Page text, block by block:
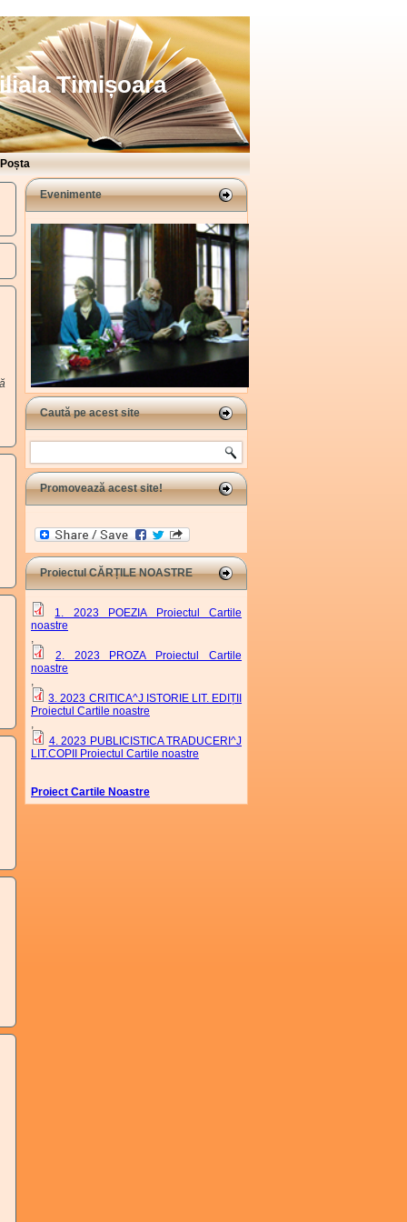
Timișoara
Poșta
Evenimente
Caută pe acest site
Search
Promovează acest site!
Proiectul CĂRȚILE NOASTRE
1. 2023 POEZIA Proiectul Cartile
noastre
,
2. 2023 PROZA Proiectul Cartile
noastre
,
3. 2023 CRITICA^J ISTORIE LIT. EDIȚII
Proiectul Cartile noastre
,
4. 2023 PUBLICISTICA TRADUCERI^J
LIT.COPII Proiectul Cartile noastre
Proiect Cartile Noastre